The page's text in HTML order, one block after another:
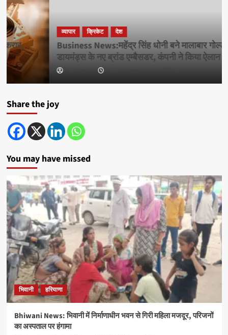
व्यापार देश
Business News:महेंद्र सिंह धोनी बने मालाबार गोल्ड एंड
डायमंड्स के नए ब्रांड एम्बैसडर, कंपनी ने किया ऐलान
July 28, 2026 5:14 pm
Share the joy
You may have missed
भिवानी हरियाणा
Bhiwani News: भिवानी में निर्माणाधीन भवन से गिरी महिला मजदूर, परिजनों
का अस्पताल पर हंगामा